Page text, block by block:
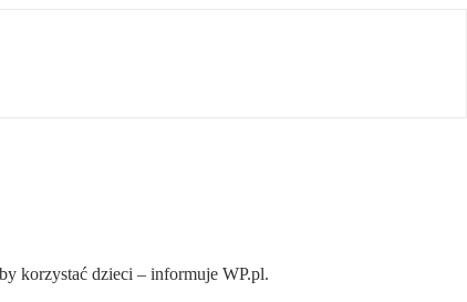
korzystać dzieci – informuje WP.pl.